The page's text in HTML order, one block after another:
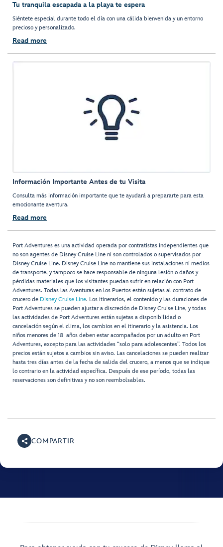
Tu tranquila escapada a la playa te espera
Siéntete especial durante todo el día con una cálida bienvenida y un entorno
precioso y personalizado.
Read more
Información Importante Antes de tu Visita
Consulta más información importante que te ayudará a prepararte para esta
emocionante aventura.
Read more
Port Adventures es una actividad operada por contratistas independientes que
no son agentes de Disney Cruise Line ni son controlados o supervisados por
Disney Cruise Line. Disney Cruise Line no mantiene sus instalaciones ni medios
de transporte, y tampoco se hace responsable de ninguna lesión o daños y
pérdidas materiales que los visitantes puedan sufrir en relación con Port
Adventures. Todas las Aventuras en los Puertos están sujetas al contrato de
crucero de Disney Cruise Line. Los itinerarios, el contenido y las duraciones de
Port Adventures se pueden ajustar a discreción de Disney Cruise Line, y todas
las actividades de Port Adventures están sujetas a disponibilidad o
cancelación según el clima, los cambios en el itinerario y la asistencia. Los
niños menores de 18 años deben estar acompañados por un adulto en Port
Adventures, excepto para las actividades “solo para adolescentes”. Todos los
precios están sujetos a cambios sin aviso. Las cancelaciones se pueden realizar
hasta tres días antes de la fecha de salida del crucero, a menos que se indique
lo contrario en la actividad específica. Después de ese período, todas las
reservaciones son definitivas y no son reembolsables.
COMPARTIR